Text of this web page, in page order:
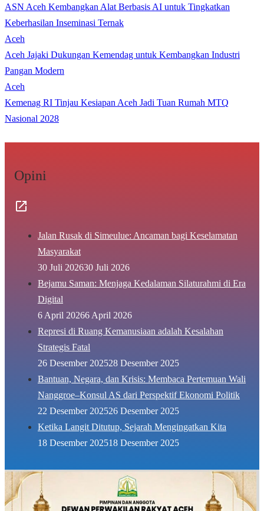
ASN Aceh Kembangkan Alat Berbasis AI untuk Tingkatkan
Keberhasilan Inseminasi Ternak
Aceh
Aceh Jajaki Dukungan Kemendag untuk Kembangkan Industri
Pangan Modern
Aceh
Kemenag RI Tinjau Kesiapan Aceh Jadi Tuan Rumah MTQ
Nasional 2028
Opini
Jalan Rusak di Simeulue: Ancaman bagi Keselamatan
Masyarakat
30 Juli 202630 Juli 2026
Bejamu Saman: Menjaga Kedalaman Silaturahmi di Era
Digital
6 April 20266 April 2026
Represi di Ruang Kemanusiaan adalah Kesalahan
Strategis Fatal
26 Desember 202528 Desember 2025
Bantuan, Negara, dan Krisis: Membaca Pertemuan Wali
Nanggroe–Konsul AS dari Perspektif Ekonomi Politik
22 Desember 202526 Desember 2025
Ketika Langit Ditutup, Sejarah Mengingatkan Kita
18 Desember 202518 Desember 2025